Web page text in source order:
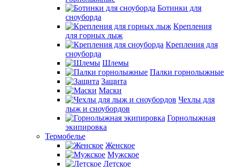
Ботинки для
сноуборда
Крепления
для горных лыж
Крепления для
сноуборда
Шлемы
Палки горнолыжные
Защита
Маски
Чехлы для
лыж и сноубордов
Горнолыжная
экипировка
Термобелье
Женское
Мужское
Детское